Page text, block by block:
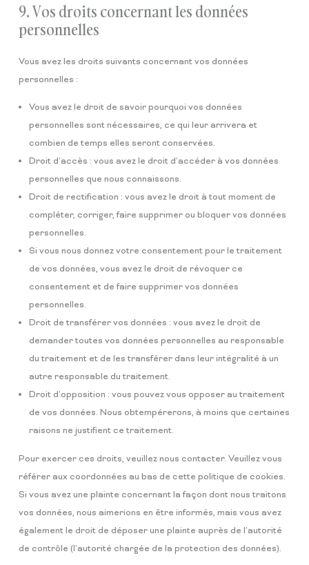
9. Vos droits concernant les données
personnelles
Vous avez les droits suivants concernant vos données
personnelles :
Vous avez le droit de savoir pourquoi vos données
personnelles sont nécessaires, ce qui leur arrivera et
combien de temps elles seront conservées.
Droit d’accès : vous avez le droit d’accéder à vos données
personnelles que nous connaissons.
Droit de rectification : vous avez le droit à tout moment de
compléter, corriger, faire supprimer ou bloquer vos données
personnelles.
Si vous nous donnez votre consentement pour le traitement
de vos données, vous avez le droit de révoquer ce
consentement et de faire supprimer vos données
personnelles.
Droit de transférer vos données : vous avez le droit de
demander toutes vos données personnelles au responsable
du traitement et de les transférer dans leur intégralité à un
autre responsable du traitement.
Droit d’opposition : vous pouvez vous opposer au traitement
de vos données. Nous obtempérerons, à moins que certaines
raisons ne justifient ce traitement.
Pour exercer ces droits, veuillez nous contacter. Veuillez vous
référer aux coordonnées au bas de cette politique de cookies.
Si vous avez une plainte concernant la façon dont nous traitons
vos données, nous aimerions en être informés, mais vous avez
également le droit de déposer une plainte auprès de l’autorité
de contrôle (l’autorité chargée de la protection des données).